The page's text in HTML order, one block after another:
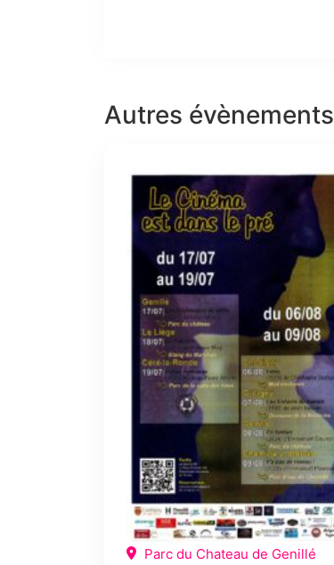
Autres évènements
Parc du Chateau de Genillé